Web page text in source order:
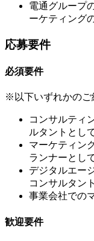
電通グループ
ーケティング
応募要件
必須要件
※以下いずれかのご
コンサルティ
ルタントとし
マーケティン
ランナーとし
デジタルエー
コンサルタン
事業会社での
歓迎要件